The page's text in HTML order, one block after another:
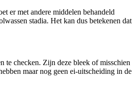
er met andere middelen behandeld
stadia. Het kan dus betekenen dat
te checken. Zijn deze bleek of misschien
maar nog geen ei-uitscheiding in de